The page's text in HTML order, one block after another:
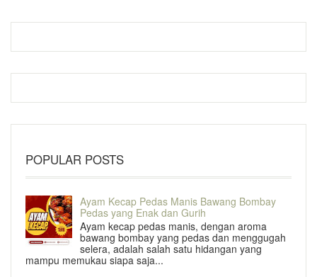
POPULAR POSTS
Ayam Kecap Pedas Manis Bawang Bombay
Pedas yang Enak dan Gurih
Ayam kecap pedas manis, dengan aroma
bawang bombay yang pedas dan menggugah
selera, adalah salah satu hidangan yang
mampu memukau siapa saja...